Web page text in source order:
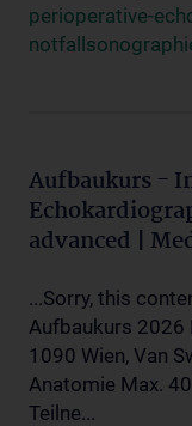
perioperative-
Aufbaukurs -
advanced |
...Sorry, this
Aufbaukurs 2026
1090 Wien, Van
Anatomie Max.
Teilne...